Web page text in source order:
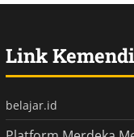
Link
belajar.id